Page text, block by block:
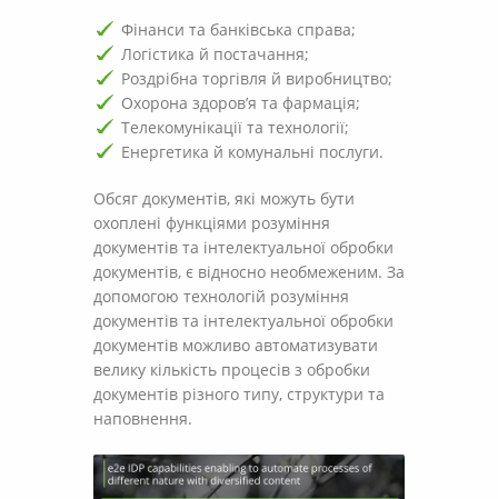
Фінанси та банківська справа;
Логістика й постачання;
Роздрібна торгівля й виробництво;
Охорона здоров’я та фармація;
Телекомунікації та технології;
Енергетика й комунальні послуги.
Обсяг документів, які можуть бути
охоплені функціями розуміння
документів та інтелектуальної обробки
документів, є відносно необмеженим. За
допомогою технологій розуміння
документів та інтелектуальної обробки
документів можливо автоматизувати
велику кількість процесів з обробки
документів різного типу, структури та
наповнення.